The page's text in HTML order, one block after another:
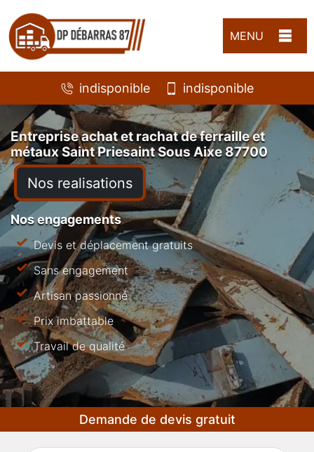
MENU
indisponible indisponible
Entreprise achat et rachat de ferraille et
métaux Saint Priesaint Sous Aixe 87700
Nos realisations
Nos engagements
Devis et déplacement gratuits
Sans engagement
Artisan passionné
Prix imbattable
Travail de qualité
Demande de devis gratuit